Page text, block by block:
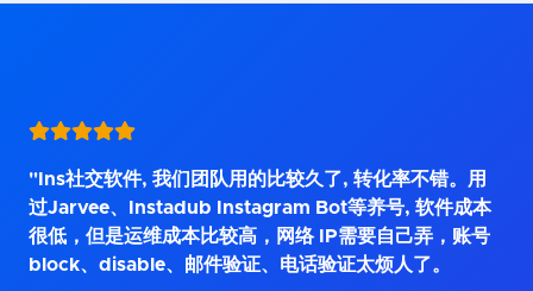
"Ins社交软件, 我们团队用的比较久了, 转化率不错。用
过Jarvee、Instadub Instagram Bot等养号, 软件成本
很低，但是运维成本比较高，网络 IP需要自己弄，账号
block、disable、邮件验证、电话验证太烦人了。